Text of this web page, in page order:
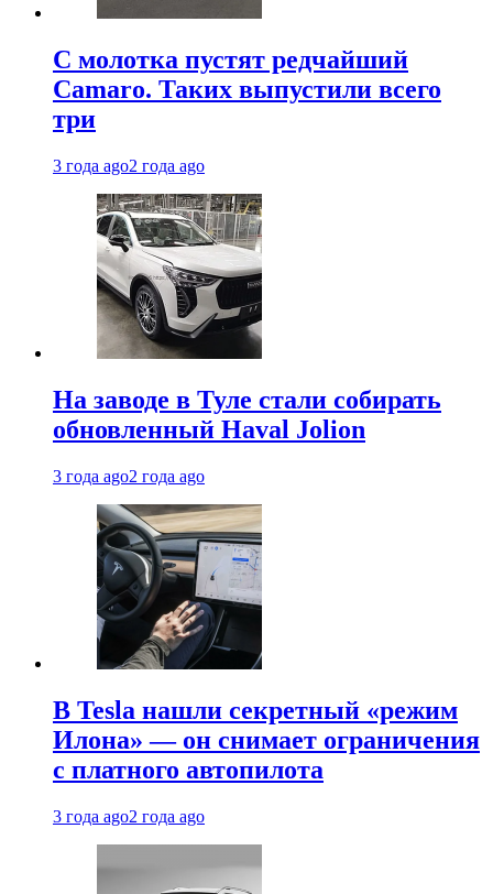
С молотка пустят редчайший
Camaro. Таких выпустили всего
три
3 года ago2 года ago
На заводе в Туле стали собирать
обновленный Haval Jolion
3 года ago2 года ago
В Tesla нашли секретный «режим
Илона» — он снимает ограничения
с платного автопилота
3 года ago2 года ago